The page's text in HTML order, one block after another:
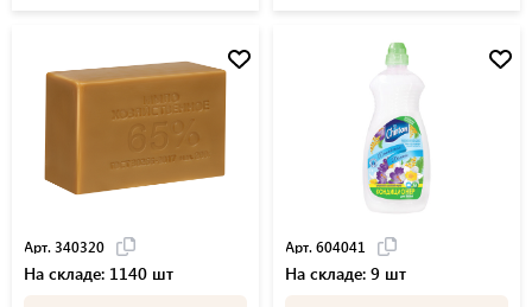
Арт. 340320
На складе: 1140 шт
Арт. 604041
На складе: 9 шт